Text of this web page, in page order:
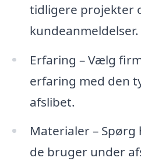
tidligere projekter
kundeanmeldelser.
Erfaring – Vælg
erfaring med den
afslibet.
Materialer –
de bruger under